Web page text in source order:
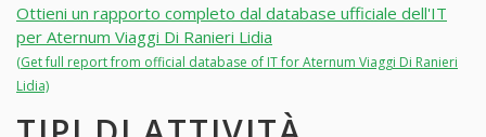
Ottieni un rapporto completo dal database ufficiale dell'IT
per Aternum Viaggi Di Ranieri Lidia
(Get full report from official database of IT for Aternum Viaggi Di Ranieri
Lidia)